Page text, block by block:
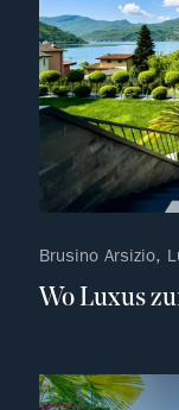
Brusino Arsizio,
Wo Luxus